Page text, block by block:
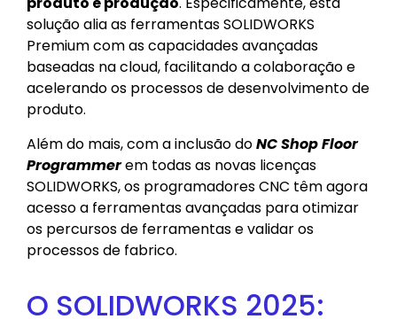
solução alia as ferramentas SOLIDWORKS
Premium com as capacidades avançadas
baseadas na cloud, facilitando a colaboração e
acelerando os processos de desenvolvimento de
produto.
Além do mais, com a inclusão doNC Shop Floor
Programmerem todas as novas licenças
SOLIDWORKS, os programadores CNC têm agora
acesso a ferramentas avançadas para otimizar
os percursos de ferramentas e validar os
processos de fabrico.
O SOLIDWORKS 2025: